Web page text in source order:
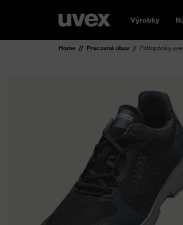
Výrobky
Home Pracovná obuv Poltopánky